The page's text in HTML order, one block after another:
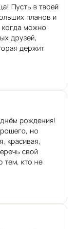
Пусть в твоей
планов и
когда можно
друзей,
держит
рождения!
но
красивая,
свой
тем, кто не